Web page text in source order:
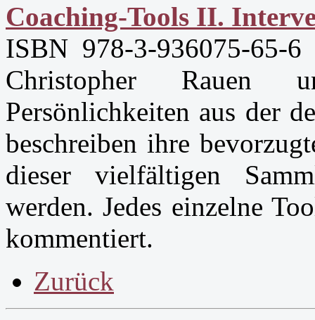
Coaching-Tools II.
ISBN 978-3-936075-65-6
Christopher Rauen
Persönlichkeiten aus der
beschreiben ihre
dieser vielfältigen
werden. Jedes einzelne
kommentiert.
Zurück